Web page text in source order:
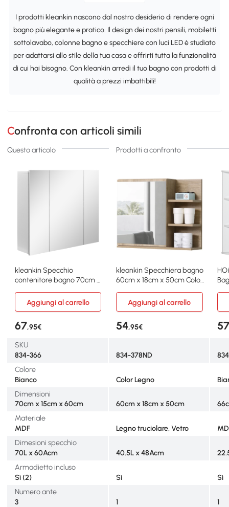
I prodotti kleankin nascono dal nostro desiderio di rendere ogni
bagno più elegante e pratico. Il design dei nostri pensili, mobiletti
sottolavabo, colonne bagno e specchiere con luci LED è studiato
per adattarsi allo stile della tua casa e offrirti tutta la funzionalità
di cui hai bisogno. Con kleankin arredi il tuo bagno con prodotti di
qualità a prezzi imbattibili!
Confronta con articoli simili
Questo articolo Prodotti a confronto
kleankin Specchio
contenitore bagno 70cm x
kleankin Specchiera bagno
60cm x 18cm x 50cm Color
Aggiungi al carrello
Aggiungi al carrello
67,95€ 54,95€
SKU
834-366
834-378ND
Colore
Bianco
Color Legno
Dimensioni
70cm x 15cm x 60cm
60cm x 18cm x 50cm
Materiale
MDF
Legno truciolare, Vetro
Dimesioni specchio
70L x 60Acm
40.5L x 48Acm
Armadietto incluso
Sì (2)
Sì
Sì
Numero ante
3
1
1